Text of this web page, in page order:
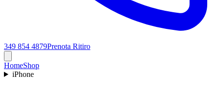
349 854 4879Prenota Ritiro
HomeShop
iPhone